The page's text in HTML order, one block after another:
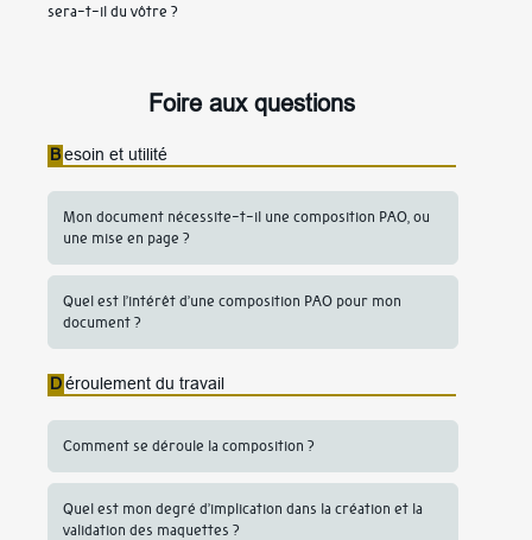
sera-t-il du vôtre ?
Foire aux questions
B esoin et utilité
Mon document nécessite-t-il une composition PAO, ou
une mise en page ?
Quel est l’intérêt d’une composition PAO pour mon
document ?
D éroulement du travail
Comment se déroule la composition ?
Quel est mon degré d’implication dans la création et la
validation des maquettes ?